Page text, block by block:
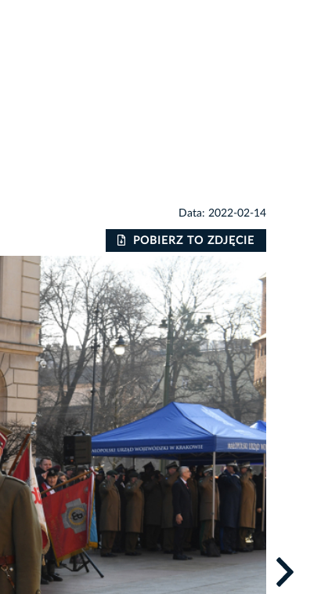
Data: 2022-02-14
POBIERZ TO ZDJĘCIE